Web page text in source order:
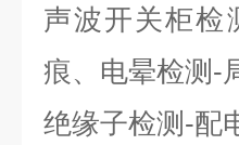
声波开关柜
痕、电晕检测-
绝缘子检测-配